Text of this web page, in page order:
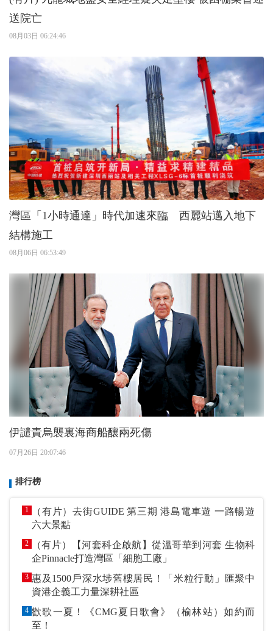
送院亡
08月03日 06:24:46
灣區「1小時通達」時代加速來臨 西麗站邁入地下
結構施工
08月06日 06:53:49
伊譴責烏襲裏海商船釀兩死傷
07月26日 20:07:46
排行榜
1
（有片）去街GUIDE 第三期 港島電車遊 一路暢遊
六大景點
2
（有片）【河套科企啟航】從溫哥華到河套 生物科
企Pinnacle打造灣區「細胞工廠」
3 惠及1500戶深水埗舊樓居民！「米粒行動」匯聚中
資港企義工力量深耕社區
4 歡歌一夏！《CMG夏日歌會》（榆林站）如約而
至！